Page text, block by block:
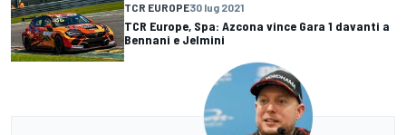
TCR EUROPE30 lug 2021
TCR Europe, Spa: Azcona vince Gara 1 davanti a
Bennani e Jelmini